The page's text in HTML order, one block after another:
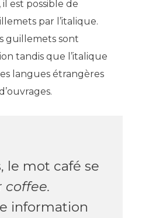
il est possible de
par l’italique.
guillemets sont
tandis que l’italique
langues étrangères
le mot café se
coffee.
information